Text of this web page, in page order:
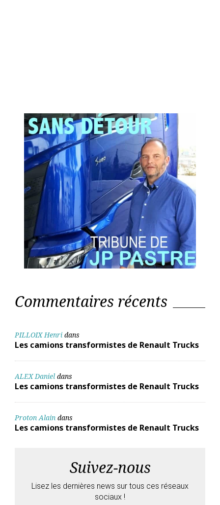
Commentaires récents
PILLOIX Henri dans
Les camions transformistes de Renault Trucks
ALEX Daniel dans
Les camions transformistes de Renault Trucks
Proton Alain dans
Les camions transformistes de Renault Trucks
Suivez-nous
Lisez les dernières news sur tous ces réseaux
sociaux !